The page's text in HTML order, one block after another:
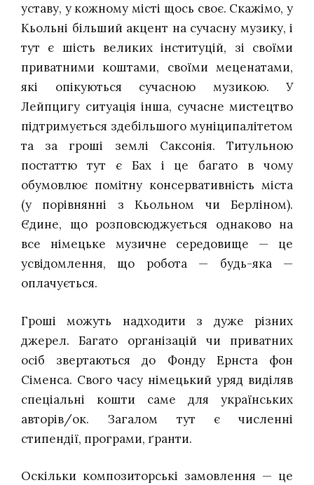
уставу, у кожному місті щось своє. Скажімо, у
Кьольні більший акцент на сучасну музику, і
тут є шість великих інституцій, зі своїми
приватними коштами, своїми меценатами,
які опікуються сучасною музикою. У
Лейпцигу ситуація інша, сучасне мистецтво
підтримується здебільшого муніципалітетом
та за гроші землі Саксонія. Титульною
постаттю тут є Бах і це багато в чому
обумовлює помітну консервативність міста
(у порівнянні з Кьольном чи Берліном).
Єдине, що розповсюджується однаково на
все німецьке
музичне середовище — це
усвідомлення, що робота — будь-яка —
оплачується.
Гроші можуть надходити з дуже різних
джерел. Багато організацій чи приватних
осіб звертаються до Фонду Ернста фон
Сіменса. Свого часу німецький уряд виділяв
спеціальні кошти саме для українських
авторів/ок. Загалом тут є численні
стипендії, програми, ґранти.
Оскільки композиторські замовлення — це